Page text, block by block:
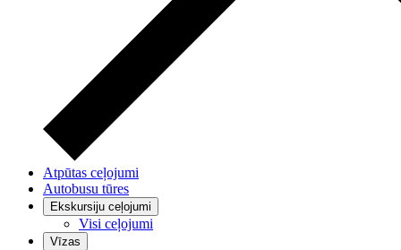
Atpūtas ceļojumi
Autobusu tūres
Ekskursiju ceļojumi
Visi ceļojumi
Vīzas